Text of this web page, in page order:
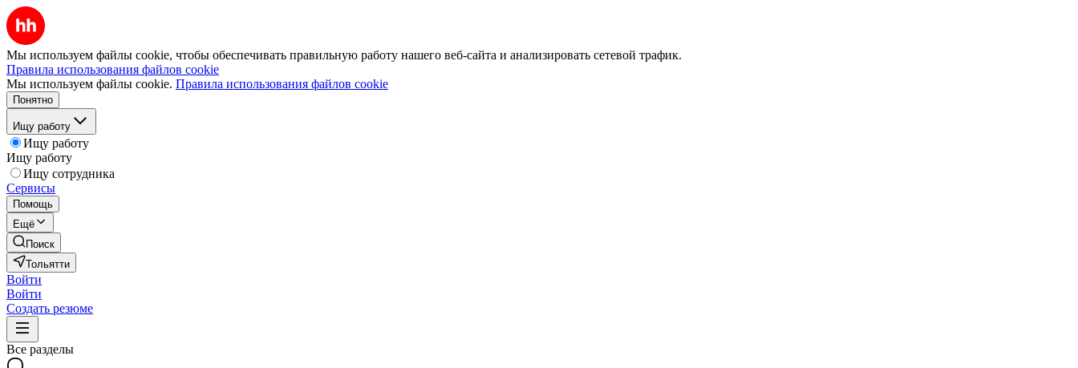
Мы используем файлы cookie, чтобы обеспечивать правильную работу нашего веб-сайта и анализировать сетевой трафик.
Правила использования файлов cookie
Мы используем файлы cookie. Правила использования файлов cookie
Понятно
Ищу работу
Ищу работу
Ищу работу
Ищу сотрудника
Сервисы
Помощь
Ещё
Поиск
Тольятти
Войти
Войти
Создать резюме
Все разделы